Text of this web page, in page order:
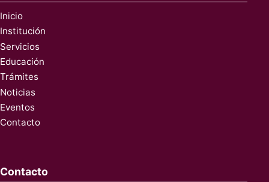
Inicio
Institución
Servicios
Educación
Trámites
Noticias
Eventos
Contacto
Contacto